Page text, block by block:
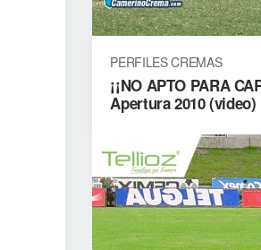
PERFILES CREMAS
¡¡NO APTO PARA
Apertura 2010 (video)